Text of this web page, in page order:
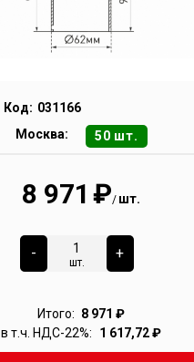
Код: 031166
Москва:
50 шт.
8 971 ₽/ шт.
-
шт.
+
Итого: 8 971 ₽
в т.ч. НДС-22%:
1 617,72₽